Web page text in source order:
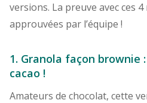
versions. La preuve avec ces
approuvées par l’équipe !
1. Granola façon brownie
cacao !
Amateurs de chocolat, cette